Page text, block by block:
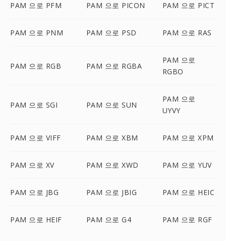
PAM 으로 PFM PAM 으로 PICON PAM 으로 PICT
PAM 으로 PNM PAM 으로 PSD PAM 으로 RAS
PAM 으로 RGB PAM 으로 RGBA
PAM 으로
RGBO
PAM 으로 SGI PAM 으로 SUN
PAM 으로
UYVY
PAM 으로 VIFF PAM 으로 XBM PAM 으로 XPM
PAM 으로 XV PAM 으로 XWD PAM 으로 YUV
PAM 으로 JBG PAM 으로 JBIG PAM 으로 HEIC
PAM 으로 HEIF PAM 으로 G4 PAM 으로 RGF